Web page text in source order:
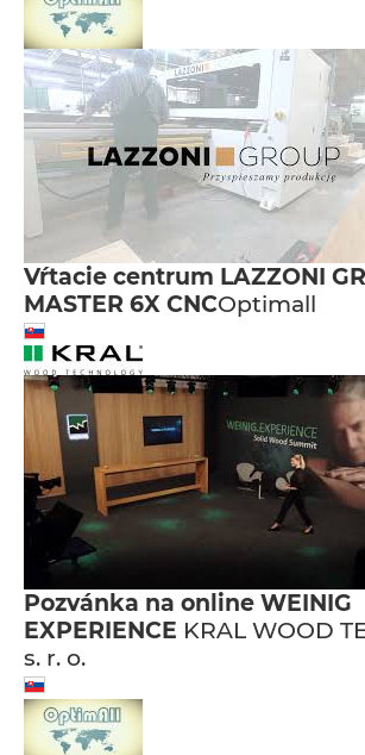
Vŕtacie centrum LAZZONI
MASTER 6X CNCOptimall
Pozvánka na online WEINIG
EXPERIENCE KRAL WOOD
s. r. o.